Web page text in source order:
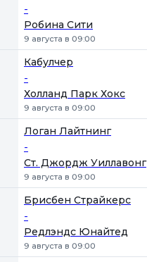
-
Робина Сити
9 августа в 09:00
Кабулчер
-
Холланд Парк Хокс
9 августа в 09:00
Логан Лайтнинг
-
Ст. Джордж Уиллавонг
9 августа в 09:00
Брисбен Страйкерс
-
Редлэндс Юнайтед
9 августа в 09:00